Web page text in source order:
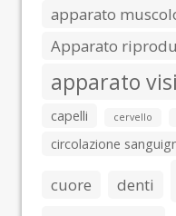
apparato
Apparato
apparato
capelli
cervello
circolazione
cuore denti